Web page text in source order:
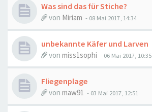
Was sind das für Stiche?
von Miriam - 08 Mai 2017, 14:34
unbekannte Käfer und Larven
von miss1sophi - 06 Mai 2017, 10:35
Fliegenplage
von maw91 - 03 Mai 2017, 12:51